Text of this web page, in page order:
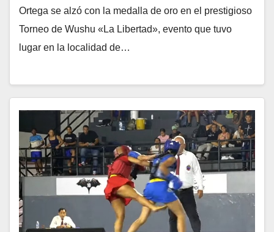
Ortega se alzó con la medalla de oro en el prestigioso
Torneo de Wushu «La Libertad», evento que tuvo
lugar en la localidad de…